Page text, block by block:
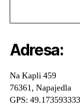
Adresa:
Na Kapli 459
76361, Napajedla
GPS: